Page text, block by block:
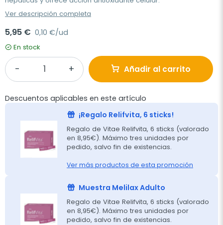
Ver descripción completa
5,95 € 0,10 €/ud
En stock
Añadir al carrito
Descuentos aplicables en este artículo
¡Regalo Relifvita, 6 sticks!
Regalo de Vitae Relifvita, 6 sticks (valorado
en 8,95€). Máximo tres unidades por
pedido, salvo fin de existencias.
Ver más productos de esta promoción
Muestra Melilax Adulto
Regalo de Vitae Relifvita, 6 sticks (valorado
en 8,95€). Máximo tres unidades por
pedido, salvo fin de existencias.